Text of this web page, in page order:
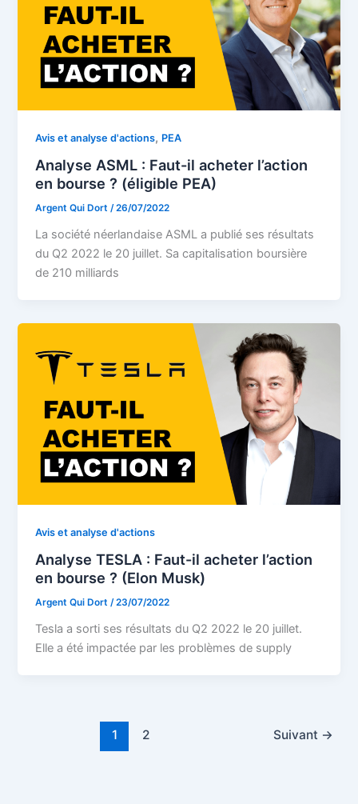
Avis et analyse d'actions, PEA
Analyse ASML : Faut-il acheter l’action
en bourse ? (éligible PEA)
Argent Qui Dort/26/07/2022
La société néerlandaise ASML a publié ses résultats
du Q2 2022 le 20 juillet. Sa capitalisation boursière
de 210 milliards
Avis et analyse d'actions
Analyse TESLA : Faut-il acheter l’action
en bourse ? (Elon Musk)
Argent Qui Dort/23/07/2022
Tesla a sorti ses résultats du Q2 2022 le 20 juillet.
Elle a été impactée par les problèmes de supply
1 2 Suivant →